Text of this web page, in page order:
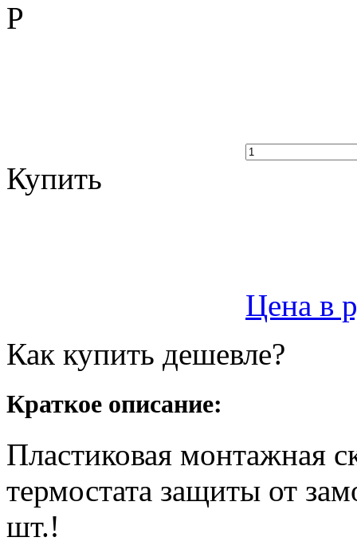
Р
Купить
Цена в
Как купить дешевле?
Краткое описание:
Пластиковая монтажная
термостата защиты от
шт.!